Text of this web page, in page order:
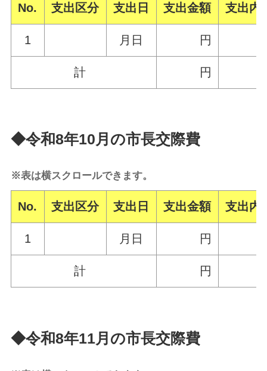
No. 支出区分 支出日 支出金額 支出内
1 月日 円
計 円
◆令和8年10月の市長交際費
※表は横スクロールできます。
No. 支出区分 支出日 支出金額 支出内
1 月日 円
計 円
◆令和8年11月の市長交際費